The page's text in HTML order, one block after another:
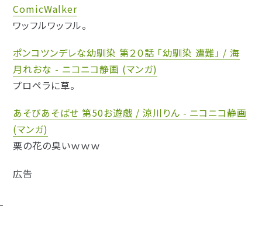
ComicWalker
ワッフルワッフル。
ポンコツンデレな幼馴染 第２０話 「幼馴染 遭難」 / 海
月れおな - ニコニコ静画 (マンガ)
プロペラに草。
あそびあそばせ 第50お遊戯 / 涼川りん - ニコニコ静画
(マンガ)
栗の花の臭いｗｗｗ
広告